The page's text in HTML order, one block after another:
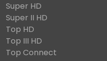
Super HD
Super II HD
Top HD
Top III HD
Top Connect